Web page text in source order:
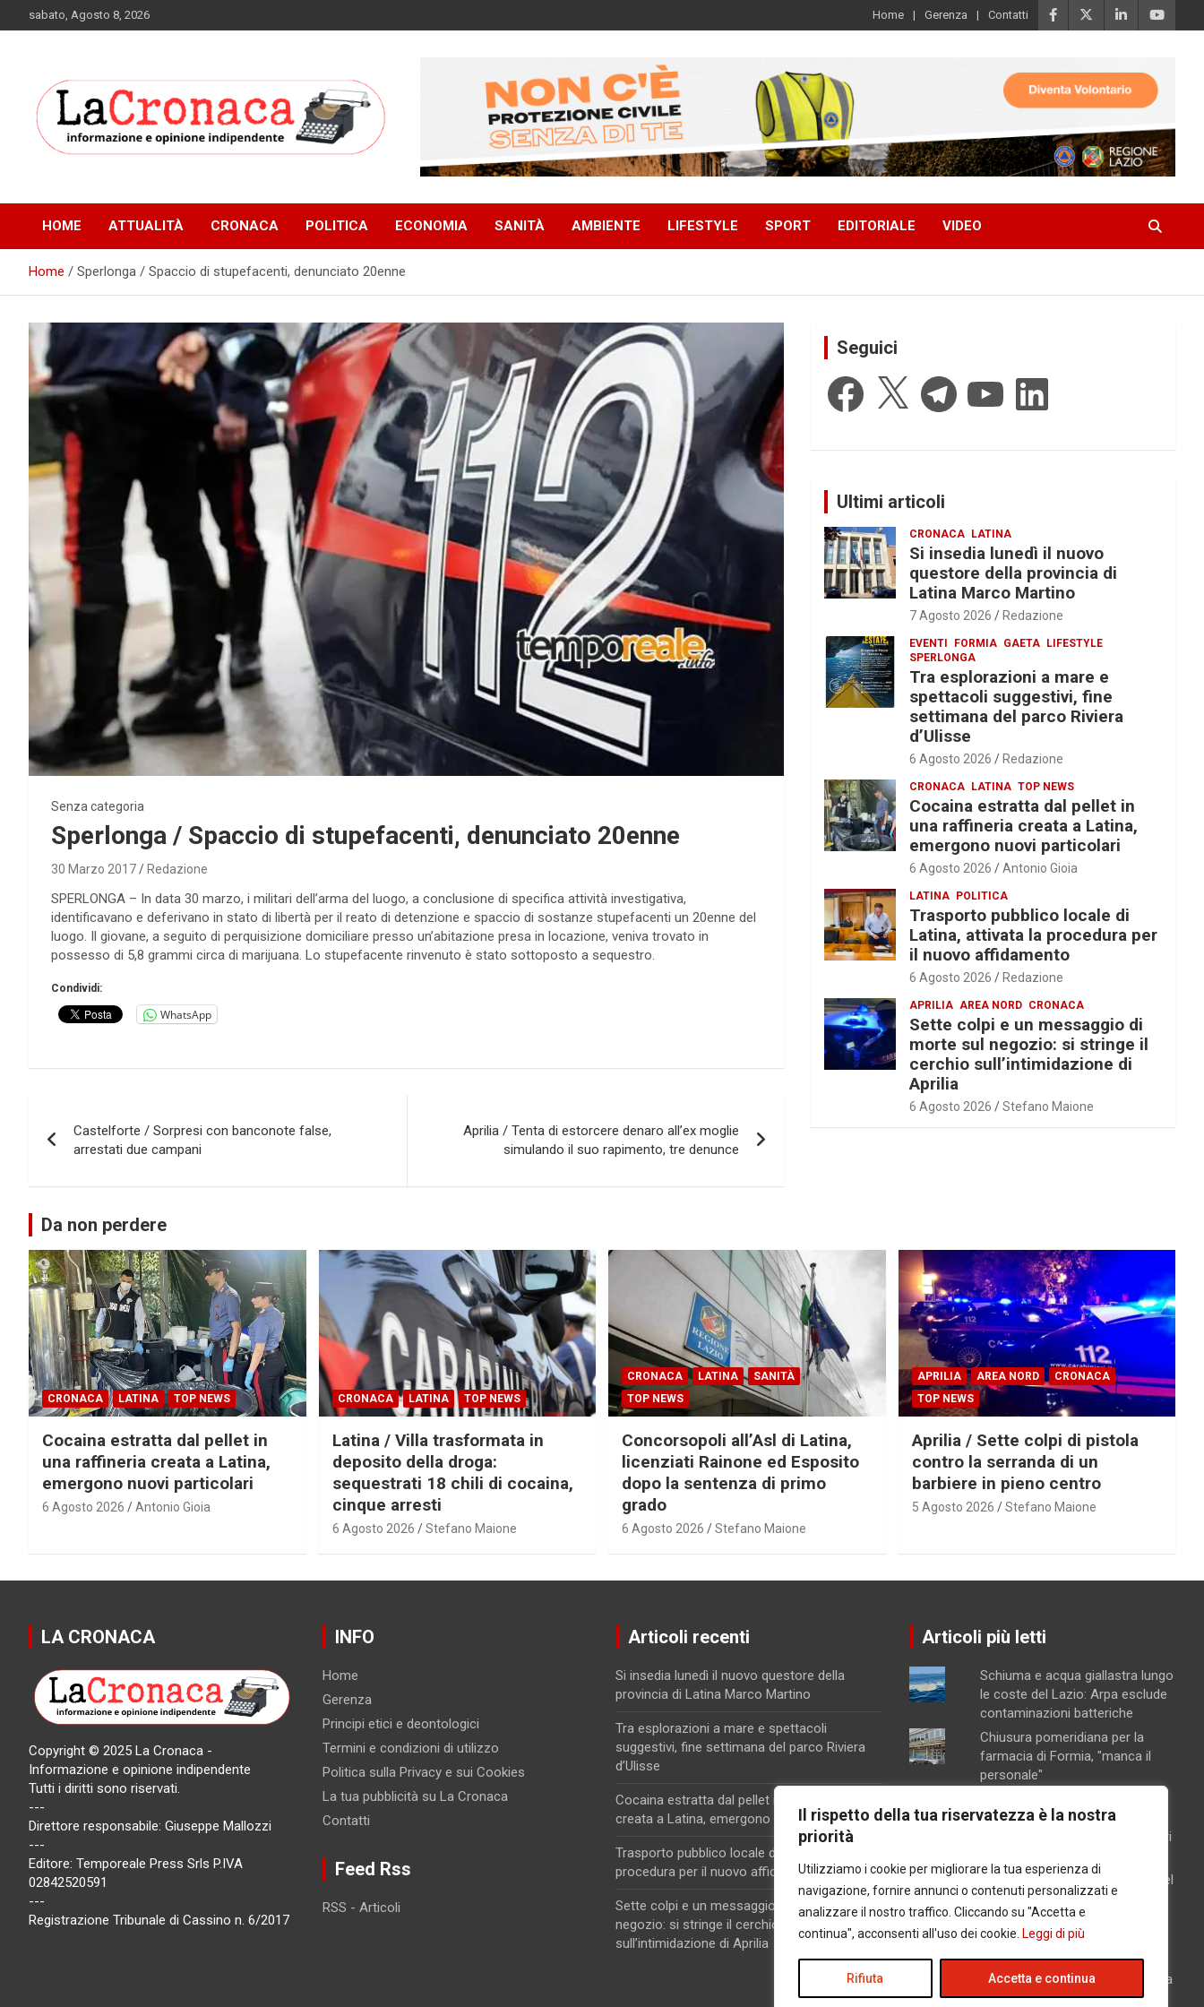
Il rispetto della tua riservatezza è la nostra
priorità
Utilizziamo i cookie per migliorare la tua esperienza di
navigazione, fornire annunci o contenuti personalizzati e
analizzare il nostro traffico. Cliccando su "Accetta e
continua", acconsenti all'uso dei cookie. Leggi di più
Rifiuta Accetta e continua
to
sabato, Agosto 8, 2026 Home Gerenza Contatti
HOME ATTUALITÀ CRONACA POLITICA ECONOMIA SANITÀ AMBIENTE LIFESTYLE SPORT EDITORIALE VIDEO
Home Sperlonga / Spaccio di stupefacenti, denunciato 20enne
Senza categoria
Sperlonga / Spaccio di stupefacenti, denunciato 20enne
30 Marzo 2017 Redazione
SPERLONGA – In data 30 marzo, i militari dell’arma del luogo, a conclusione di specifica attività investigativa,
identificavano e deferivano in stato di libertà per il reato di detenzione e spaccio di sostanze stupefacenti un 20enne del
luogo. Il giovane, a seguito di perquisizione domiciliare presso un’abitazione presa in locazione, veniva trovato in
possesso di 5,8 grammi circa di marijuana. Lo stupefacente rinvenuto è stato sottoposto a sequestro.
Condividi:
WhatsApp
articoli
Castelforte / Sorpresi con banconote false,
arrestati due campani
Aprilia / Tenta di estorcere denaro all’ex moglie
simulando il suo rapimento, tre denunce
Seguici
Facebook
X TelegramYouTube LinkedIn
Ultimi articoli
CRONACA LATINA
Si insedia lunedì il nuovo
questore della provincia di
Latina Marco Martino
7 Agosto 2026 Redazione
EVENTI FORMIA GAETA LIFESTYLE
SPERLONGA
Tra esplorazioni a mare e
spettacoli suggestivi, fine
settimana del parco Riviera
d’Ulisse
6 Agosto 2026 Redazione
CRONACA LATINA TOP NEWS
Cocaina estratta dal pellet in
una raffineria creata a Latina,
emergono nuovi particolari
6 Agosto 2026 Antonio Gioia
LATINA POLITICA
Trasporto pubblico locale di
Latina, attivata la procedura per
il nuovo affidamento
6 Agosto 2026 Redazione
APRILIA AREA NORD CRONACA
Sette colpi e un messaggio di
morte sul negozio: si stringe il
cerchio sull’intimidazione di
Aprilia
6 Agosto 2026 Stefano Maione
Da non perdere
CRONACA LATINA TOP NEWS
Cocaina estratta dal pellet in
una raffineria creata a Latina,
emergono nuovi particolari
6 Agosto 2026 Antonio Gioia
CRONACA LATINA TOP NEWS
Latina / Villa trasformata in
deposito della droga:
sequestrati 18 chili di cocaina,
cinque arresti
6 Agosto 2026 Stefano Maione
CRONACA LATINA
SANITÀ
TOP NEWS
Concorsopoli all’Asl di Latina,
licenziati Rainone ed Esposito
dopo la sentenza di primo
grado
6 Agosto 2026 Stefano Maione
APRILIA AREA NORD
CRONACA
TOP NEWS
Aprilia / Sette colpi di pistola
contro la serranda di un
barbiere in pieno centro
5 Agosto 2026 Stefano Maione
LA CRONACA
Copyright © 2025 La Cronaca -
Informazione e opinione indipendente
Tutti i diritti sono riservati.
---
Direttore responsabile: Giuseppe Mallozzi
---
Editore: Temporeale Press Srls P.IVA
02842520591
---
Registrazione Tribunale di Cassino n. 6/2017
INFO
Home
Gerenza
Principi etici e deontologici
Termini e condizioni di utilizzo
Politica sulla Privacy e sui Cookies
La tua pubblicità su La Cronaca
Contatti
Feed Rss
RSS - Articoli
Articoli recenti
Si insedia lunedì il nuovo questore della
provincia di Latina Marco Martino
Tra esplorazioni a mare e spettacoli
suggestivi, fine settimana del parco Riviera
d’Ulisse
Cocaina estratta dal pellet in una raffineria
creata a Latina, emergono nuovi particolari
Trasporto pubblico locale di Latina, attivata la
procedura per il nuovo affidamento
Sette colpi e un messaggio di morte sul
negozio: si stringe il cerchio
sull’intimidazione di Aprilia
Articoli più letti
Schiuma e acqua giallastra lungo
le coste del Lazio: Arpa esclude
contaminazioni batteriche
Chiusura pomeridiana per la
farmacia di Formia, "manca il
personale"
dell’edificio per aumentarne la
volumetria: denunciati proprietari
Latina / Piano del fabbisogno del
personale, ok dalla Giunta: in
arrivo 30 nuove assunzioni e 17
progressioni verticali
Si insedia lunedì il nuovo
questore della provincia di Latina
Marco Martino